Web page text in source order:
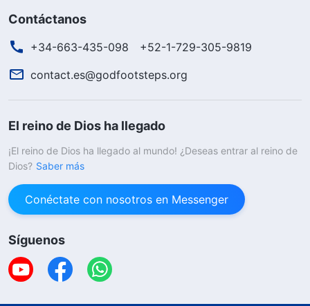
Contáctanos
+34-663-435-098
+52-1-729-305-9819
contact.es@godfootsteps.org
El reino de Dios ha llegado
¡El reino de Dios ha llegado al mundo! ¿Deseas entrar al reino de
Dios? Saber más
Conéctate con nosotros en Messenger
Síguenos